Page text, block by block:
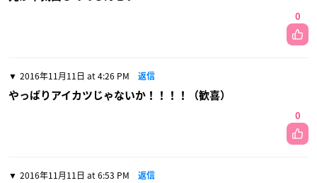
0
2016年11月11日 at 4:26 PM 返信
やっぱりアイカツじゃないか！！！！（歓喜）
0
2016年11月11日 at 6:53 PM 返信